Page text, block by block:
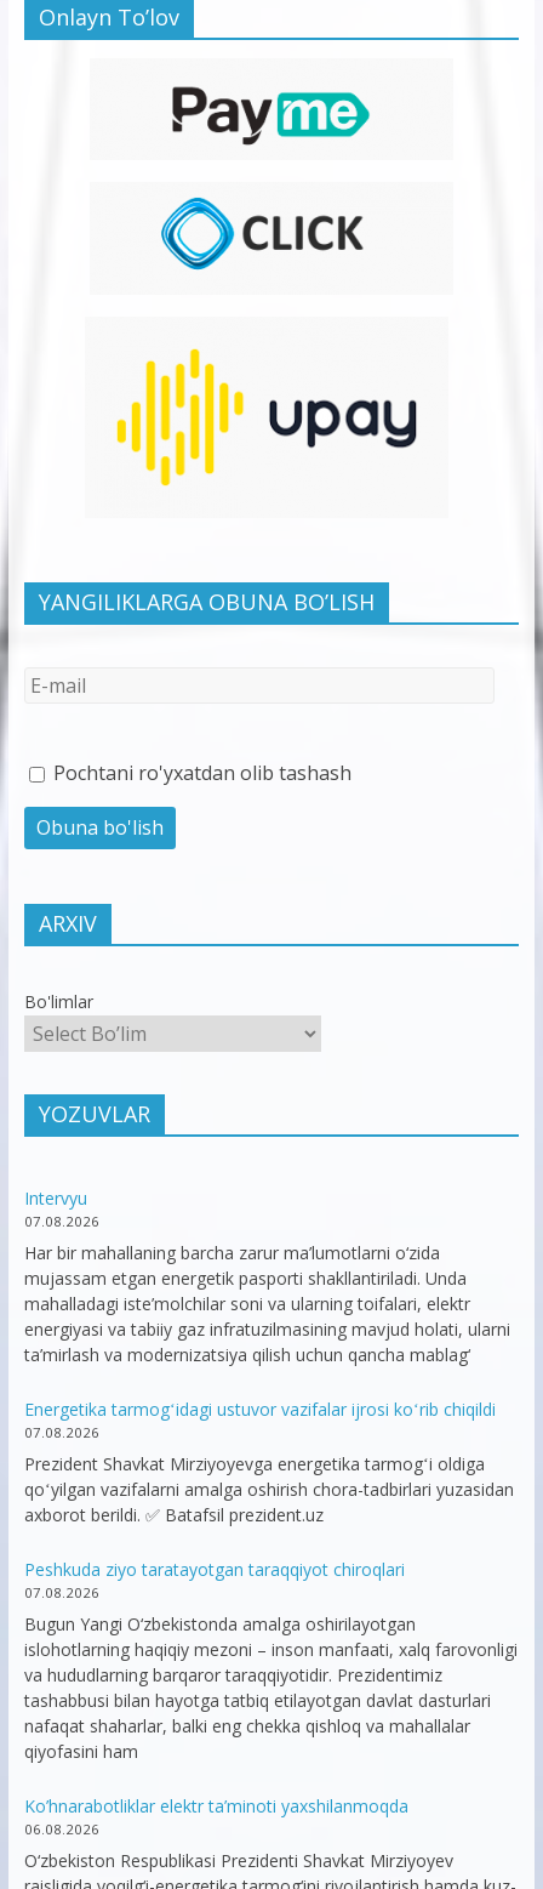
Onlayn To’lov
YANGILIKLARGA OBUNA BO’LISH
Pochtani ro'yxatdan olib tashash
ARXIV
Bo'limlar
YOZUVLAR
Intervyu
07.08.2026
Har bir mahallaning barcha zarur ma’lumotlarni o‘zida
mujassam etgan energetik pasporti shakllantiriladi. Unda
mahalladagi iste’molchilar soni va ularning toifalari, elektr
energiyasi va tabiiy gaz infratuzilmasining mavjud holati, ularni
ta’mirlash va modernizatsiya qilish uchun qancha mablag‘
Energetika tarmogʻidagi ustuvor vazifalar ijrosi koʻrib chiqildi
07.08.2026
Prezident Shavkat Mirziyoyevga energetika tarmogʻi oldiga
qoʻyilgan vazifalarni amalga oshirish chora-tadbirlari yuzasidan
axborot berildi. ✅ Batafsil prezident.uz
Peshkuda ziyo taratayotgan taraqqiyot chiroqlari
07.08.2026
Bugun Yangi O‘zbekistonda amalga oshirilayotgan
islohotlarning haqiqiy mezoni – inson manfaati, xalq farovonligi
va hududlarning barqaror taraqqiyotidir. Prezidentimiz
tashabbusi bilan hayotga tatbiq etilayotgan davlat dasturlari
nafaqat shaharlar, balki eng chekka qishloq va mahallalar
qiyofasini ham
Ko’hnarabotliklar elektr ta’minoti yaxshilanmoqda
06.08.2026
O‘zbekiston Respublikasi Prezidenti Shavkat Mirziyoyev